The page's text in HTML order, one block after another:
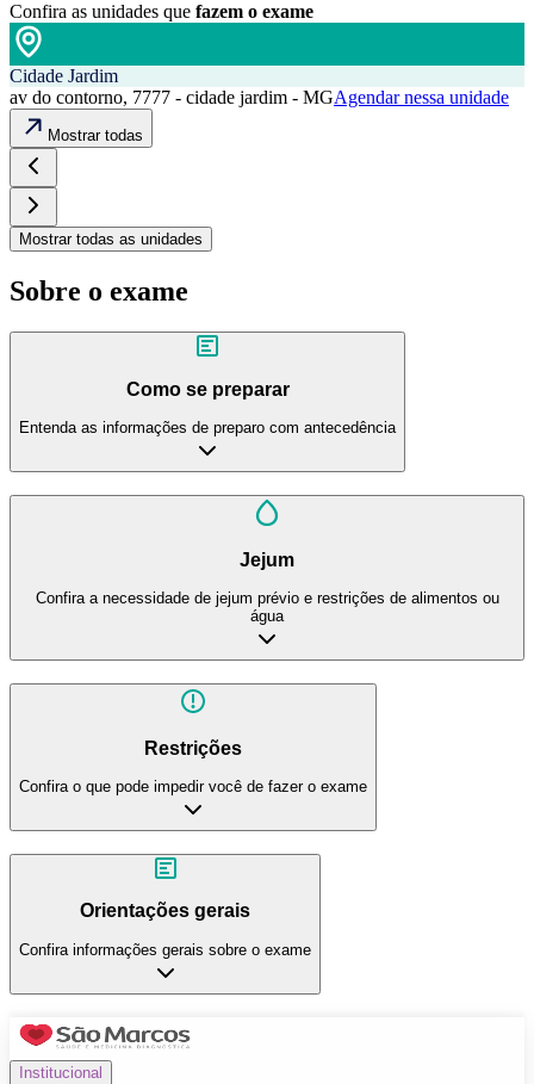
Confira as unidades que fazem o exame
Cidade Jardim
av do contorno, 7777 - cidade jardim - MGAgendar nessa unidade
Mostrar todas
Mostrar todas as unidades
Sobre o exame
Como se preparar
Entenda as informações de preparo com antecedência
Jejum
Confira a necessidade de jejum prévio e restrições de alimentos ou
água
Restrições
Confira o que pode impedir você de fazer o exame
Orientações gerais
Confira informações gerais sobre o exame
Institucional